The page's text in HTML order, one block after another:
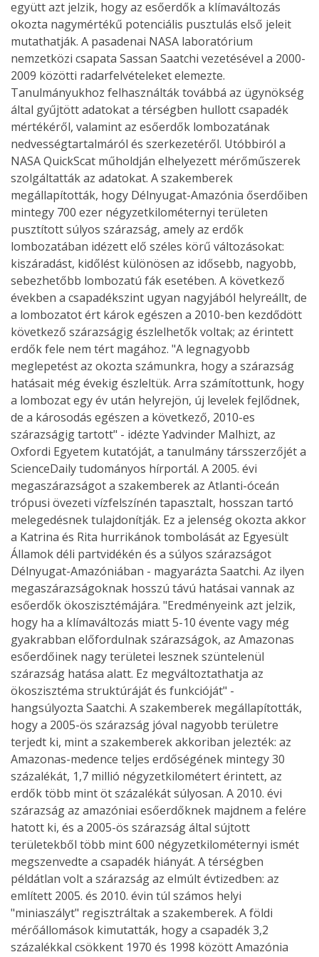
együtt azt jelzik, hogy az esőerdők a klímaváltozás
okozta nagymértékű potenciális pusztulás első jeleit
mutathatják. A pasadenai NASA laboratórium
nemzetközi csapata Sassan Saatchi vezetésével a 2000-
2009 közötti radarfelvételeket elemezte.
Tanulmányukhoz felhasználták továbbá az ügynökség
által gyűjtött adatokat a térségben hullott csapadék
mértékéről, valamint az esőerdők lombozatának
nedvességtartalmáról és szerkezetéről. Utóbbiról a
NASA QuickScat műholdján elhelyezett mérőműszerek
szolgáltatták az adatokat. A szakemberek
megállapították, hogy Délnyugat-Amazónia őserdőiben
mintegy 700 ezer négyzetkilométernyi területen
pusztított súlyos szárazság, amely az erdők
lombozatában idézett elő széles körű változásokat:
kiszáradást, kidőlést különösen az idősebb, nagyobb,
sebezhetőbb lombozatú fák esetében. A következő
években a csapadékszint ugyan nagyjából helyreállt, de
a lombozatot ért károk egészen a 2010-ben kezdődött
következő szárazságig észlelhetők voltak; az érintett
erdők fele nem tért magához. "A legnagyobb
meglepetést az okozta számunkra, hogy a szárazság
hatásait még évekig észleltük. Arra számítottunk, hogy
a lombozat egy év után helyrejön, új levelek fejlődnek,
de a károsodás egészen a következő, 2010-es
szárazságig tartott" - idézte Yadvinder Malhizt, az
Oxfordi Egyetem kutatóját, a tanulmány társszerzőjét a
ScienceDaily tudományos hírportál. A 2005. évi
megaszárazságot a szakemberek az Atlanti-óceán
trópusi övezeti vízfelszínén tapasztalt, hosszan tartó
melegedésnek tulajdonítják. Ez a jelenség okozta akkor
a Katrina és Rita hurrikánok tombolását az Egyesült
Államok déli partvidékén és a súlyos szárazságot
Délnyugat-Amazóniában - magyarázta Saatchi. Az ilyen
megaszárazságoknak hosszú távú hatásai vannak az
esőerdők ökoszisztémájára. "Eredményeink azt jelzik,
hogy ha a klímaváltozás miatt 5-10 évente vagy még
gyakrabban előfordulnak szárazságok, az Amazonas
esőerdőinek nagy területei lesznek szüntelenül
szárazság hatása alatt. Ez megváltoztathatja az
ökoszisztéma struktúráját és funkcióját" -
hangsúlyozta Saatchi. A szakemberek megállapították,
hogy a 2005-ös szárazság jóval nagyobb területre
terjedt ki, mint a szakemberek akkoriban jelezték: az
Amazonas-medence teljes erdőségének mintegy 30
százalékát, 1,7 millió négyzetkilométert érintett, az
erdők több mint öt százalékát súlyosan. A 2010. évi
szárazság az amazóniai esőerdőknek majdnem a felére
hatott ki, és a 2005-ös szárazság által sújtott
területekből több mint 600 négyzetkilométernyi ismét
megszenvedte a csapadék hiányát. A térségben
példátlan volt a szárazság az elmúlt évtizedben: az
említett 2005. és 2010. évin túl számos helyi
"miniaszályt" regisztráltak a szakemberek. A földi
mérőállomások kimutatták, hogy a csapadék 3,2
százalékkal csökkent 1970 és 1998 között Amazónia